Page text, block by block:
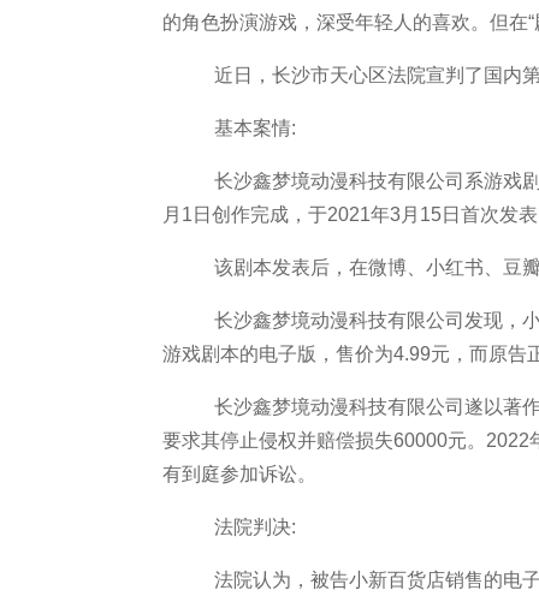
的角色扮演游戏，深受年轻人的喜欢。但在
近日，长沙市天心区法院宣判了国内
基本案情:
长沙鑫梦境动漫科技有限公司系游戏
月1日创作完成，于2021年3月15日首次发
该剧本发表后，在微博、小红书、豆
长沙鑫梦境动漫科技有限公司发现，
游戏剧本的电子版，售价为4.99元，而原告
长沙鑫梦境动漫科技有限公司遂以著
要求其停止侵权并赔偿损失60000元。2022
有到庭参加诉讼。
法院判决:
法院认为，被告小新百货店销售的电